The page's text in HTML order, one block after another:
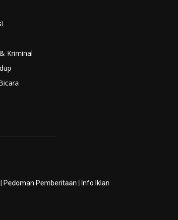
Kriminal
Pedoman Pemberitaan Info Iklan